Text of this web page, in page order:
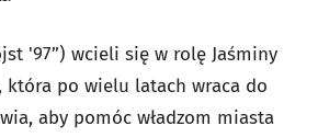
'97”) wcieli się w rolę Jaśminy
która po wielu latach wraca do
aby pomóc władzom miasta